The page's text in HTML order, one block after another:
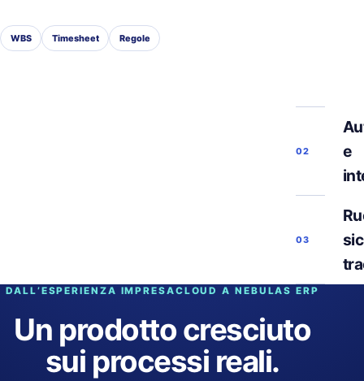
WBS Timesheet Regole
02
e
03
DALL’ESPERIENZA IMPRESACLOUD A NEBULAS ERP
Un prodotto cresciuto
sui processi reali.